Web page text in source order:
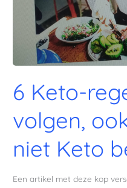
6 Keto-
volgen,
niet Keto
Een artikel met deze kop
volgen,
wanneer
niet
Keto
bent